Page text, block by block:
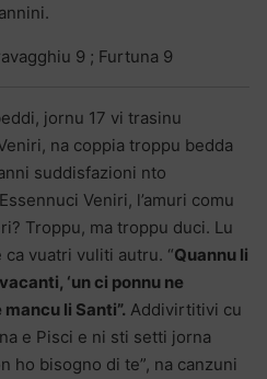
9 ; Furtuna 9
jornu 17 vi trasinu
na coppia troppu bedda
suddisfazioni nto
Veniri, l’amuri comu
Troppu, ma troppu duci. Lu
ca vuatri vuliti autru. “Quannu li
‘un ci ponnu ne
mancu li Santi”. Addivirtitivi cu
e Pisci e ni sti setti jorna
ho bisogno di te”, na canzuni